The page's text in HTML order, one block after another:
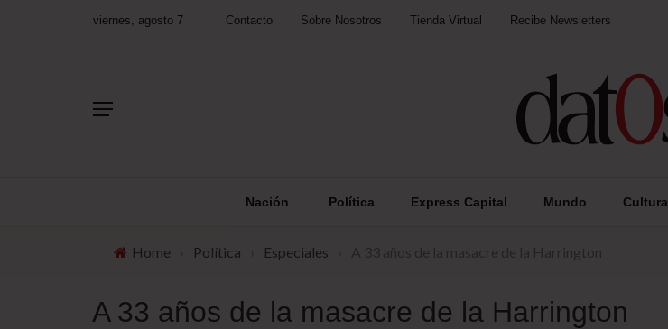
viernes, agosto 7 Contacto Sobre Nosotros Tienda Virtual Recibe Newsletters
Nación Política Express Capital Mundo Cultura
Home Política Especiales
A 33 años de la masacre de la Harrington